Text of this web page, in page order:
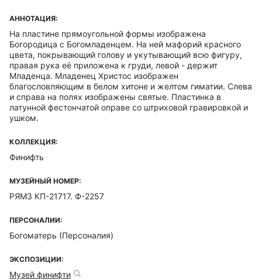
АННОТАЦИЯ:
На пластине прямоугольной формы изображена
Богородица с Богомладенцем. На ней мафорий красного
цвета, покрывающий голову и укутывающий всю фигуру,
правая рука её приложена к груди, левой - держит
Младенца. Младенец Христос изображен
благословляющим в белом хитоне и желтом гиматии. Слева
и справа на полях изображены святые. Пластинка в
латунной фестончатой оправе со штриховой гравировкой и
ушком.
КОЛЛЕКЦИЯ:
Финифть
МУЗЕЙНЫЙ НОМЕР:
РЯМЗ КП-21717. Ф-2257
ПЕРСОНАЛИИ:
Богоматерь (Персоналия)
ЭКСПОЗИЦИИ:
Музей финифти